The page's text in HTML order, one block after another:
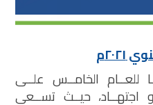
للعــام الخامــس علــى
اجتهــاد، حيــث تســعى